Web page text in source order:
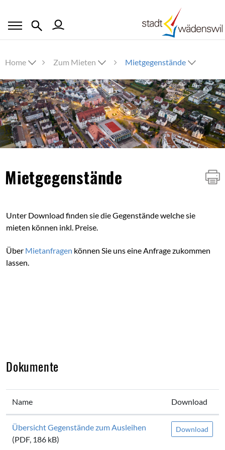
Home Zum Mieten Mietgegenstände
Mietgegenstände
Unter Download finden sie die Gegenstände welche sie
mieten können inkl. Preise.
Über Mietanfragen können Sie uns eine Anfrage zukommen
lassen.
Dokumente
Name Download
Übersicht Gegenstände zum Ausleihen
(PDF, 186 kB)
Download